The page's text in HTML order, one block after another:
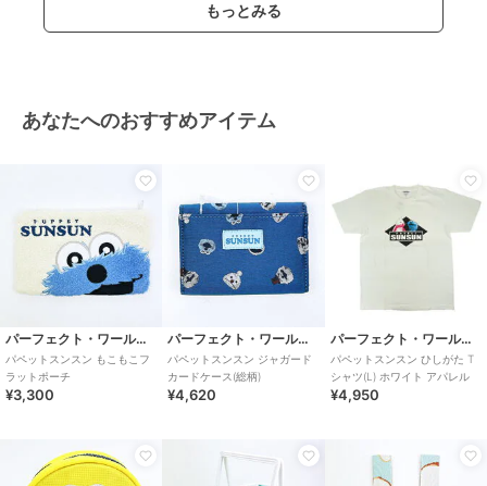
もっとみる
あなたへのおすすめアイテム
パーフェクト・ワールド・トーキョー
パペットスンスン もこもこフ
ラットポーチ
¥3,300
パーフェクト・ワールド・トーキョー
パペットスンスン ジャガード
カードケース(総柄)
¥4,620
パーフェクト・ワールド・トーキョー
パペットスンスン ひしがた T
シャツ(L) ホワイト アパレル
¥4,950